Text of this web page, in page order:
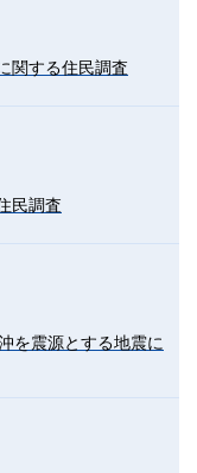
関する住民調査
民調査
を震源とする地震に